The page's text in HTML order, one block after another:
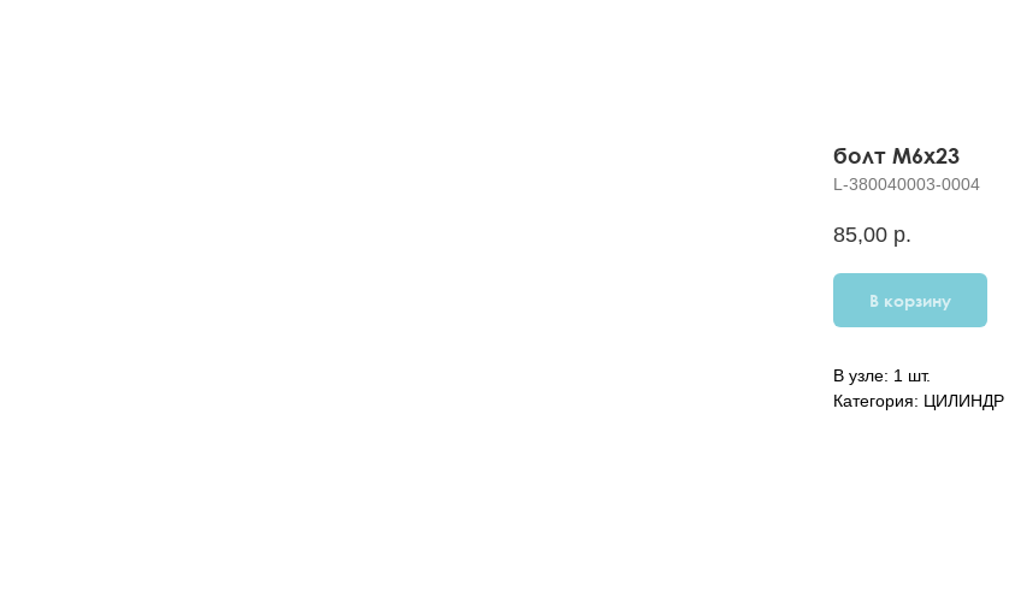
болт M6x23
L-380040003-0004
85,00 р.
В корзину
В узле: 1 шт.
Категория: ЦИЛИНДР